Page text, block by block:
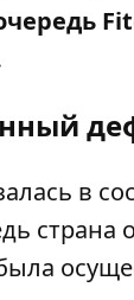
в
страна